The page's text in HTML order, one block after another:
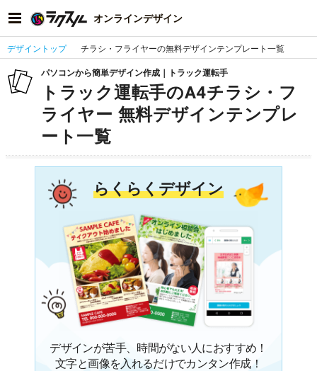
オンラインデザイン
デザイントップ チラシ・フライヤーの無料デザインテンプレート一覧
パソコンから簡単デザイン作成｜トラック運転手
トラック運転手のA4チラシ・フ
ライヤー 無料デザインテンプレ
ート一覧
らくらくデザイン
デザインが苦手、時間がない人におすすめ！
文字と画像を入れるだけでカンタン作成！